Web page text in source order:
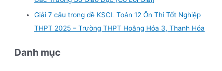
Giải 7 câu trong đề KSCL Toán 12 Ôn Thi Tốt Nghiệp
THPT 2025 – Trường THPT Hoằng Hóa 3, Thanh Hóa
Danh mục